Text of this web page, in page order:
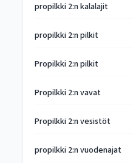
propilkki 2:n kalalajit
propilkki 2:n pilkit
Propilkki 2:n pilkit
Propilkki 2:n vavat
Propilkki 2:n vesistöt
propilkki 2:n vuodenajat